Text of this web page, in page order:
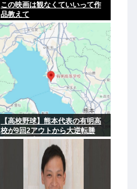
この映画は観なくていいって作
品教えて
【高校野球】熊本代表の有明高
校が9回2アウトから大逆転勝
利！！！感動をありがとう